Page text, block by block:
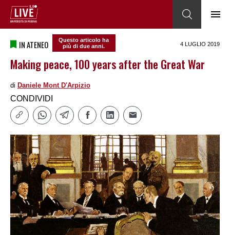
IN ATENEO
Questo articolo ha
più di due anni.
4 LUGLIO 2019
Making peace, 100 years after the Great War
di Daniele Mont D'Arpizio
CONDIVIDI